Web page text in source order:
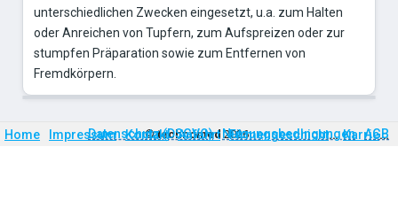
unterschiedlichen Zwecken eingesetzt, u.a. zum Halten
oder Anreichen von Tupfern, zum Aufspreizen oder zur
stumpfen Präparation sowie zum Entfernen von
Fremdkörpern.
Home Impressum Kontakt Anfahrt Firmengeschichte Karriere
©technomed 2026
Datenschutz (DSGVO) Nutzungsbedingungen AGB